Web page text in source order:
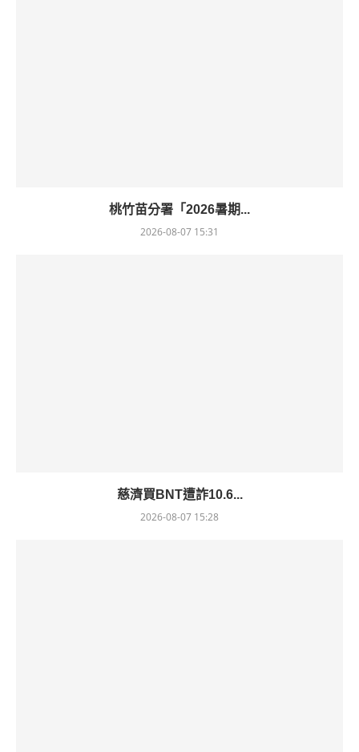
桃竹苗分署「2026暑期...
2026-08-07 15:31
慈濟買BNT遭詐10.6...
2026-08-07 15:28